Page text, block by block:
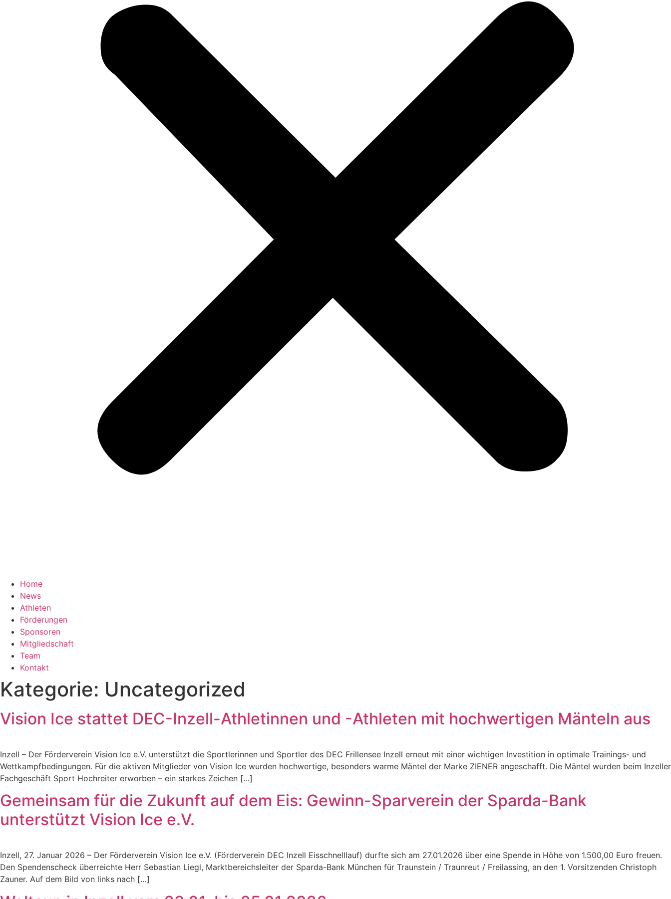
Home
News
Athleten
Förderungen
Sponsoren
Mitgliedschaft
Team
Kontakt
Kategorie: Uncategorized
Vision Ice stattet DEC-Inzell-Athletinnen und -Athleten mit hochwertigen Mänteln aus
Inzell – Der Förderverein Vision Ice e.V. unterstützt die Sportlerinnen und Sportler des DEC Frillensee Inzell erneut mit einer wichtigen Investition in optimale Trainings- und
Wettkampfbedingungen. Für die aktiven Mitglieder von Vision Ice wurden hochwertige, besonders warme Mäntel der Marke ZIENER angeschafft. Die Mäntel wurden beim Inzeller
Fachgeschäft Sport Hochreiter erworben – ein starkes Zeichen […]
Gemeinsam für die Zukunft auf dem Eis: Gewinn-Sparverein der Sparda-Bank
unterstützt Vision Ice e.V.
Inzell, 27. Januar 2026 – Der Förderverein Vision Ice e.V. (Förderverein DEC Inzell Eisschnelllauf) durfte sich am 27.01.2026 über eine Spende in Höhe von 1.500,00 Euro freuen.
Den Spendenscheck überreichte Herr Sebastian Liegl, Marktbereichsleiter der Sparda-Bank München für Traunstein / Traunreut / Freilassing, an den 1. Vorsitzenden Christoph
Zauner. Auf dem Bild von links nach […]